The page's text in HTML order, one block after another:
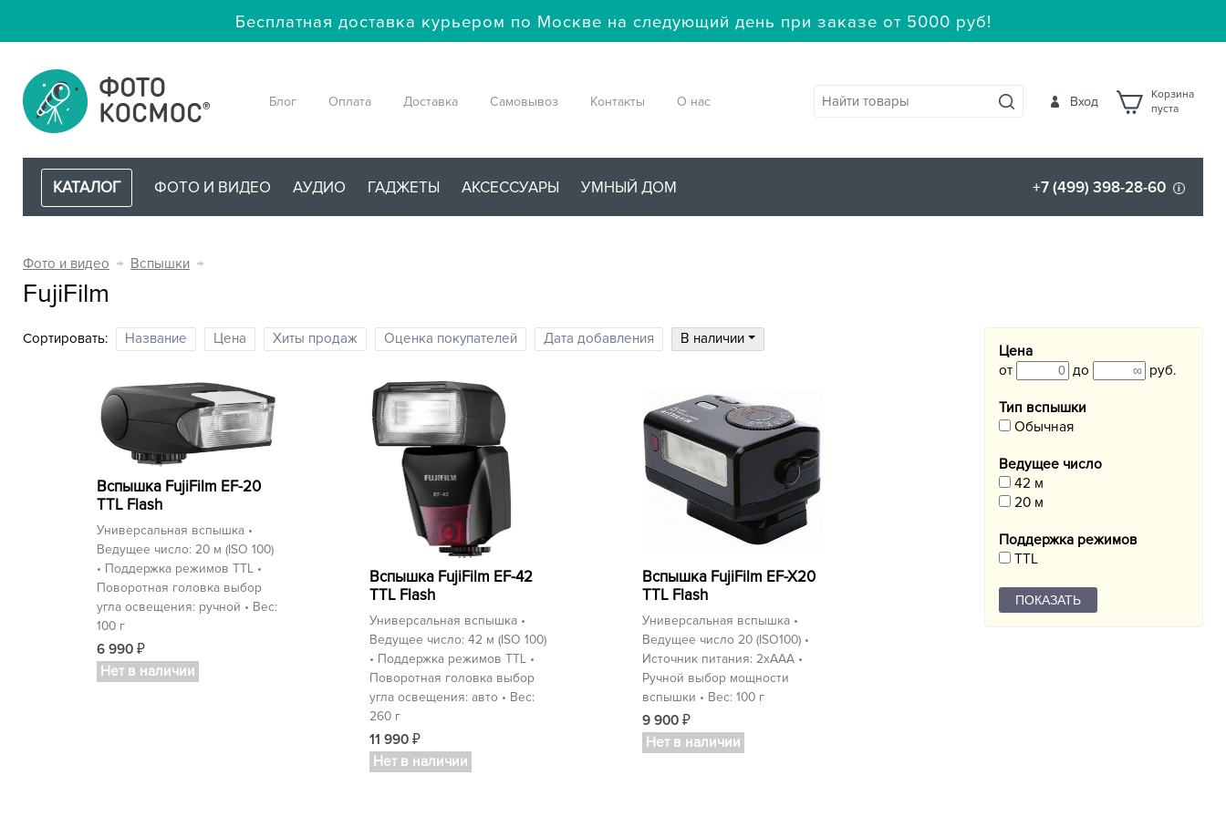
Бесплатная доставка курьером по Москве на следующий день при заказе от 5000 руб!
Блог Оплата Доставка Самовывоз Контакты О нас
Корзина
пуста
Вход
КАТАЛОГ ФОТО И ВИДЕО АУДИО ГАДЖЕТЫ АКСЕССУАРЫ УМНЫЙ ДОМ +7 (499) 398-28-60
Фото и видео → Вспышки →
FujiFilm
Цена
от
до руб.
Тип вспышки
Обычная
Ведущее число
42 м
20 м
Поддержка режимов
TTL
Сортировать: Название Цена Хиты продаж Оценка покупателей Дата добавления В наличии
Вспышка FujiFilm EF-20
TTL Flash
Универсальная вспышка •
Ведущее число: 20 м (ISO 100)
• Поддержка режимов TTL •
Поворотная головка выбор
угла освещения: ручной • Вес:
100 г
6 990 ₽
Нет в наличии
Вспышка FujiFilm EF-42
TTL Flash
Универсальная вспышка •
Ведущее число: 42 м (ISO 100)
• Поддержка режимов TTL •
Поворотная головка выбор
угла освещения: авто • Вес:
260 г
11 990 ₽
Нет в наличии
Вспышка FujiFilm EF-X20
TTL Flash
Универсальная вспышка •
Ведущее число 20 (ISO100) •
Источник питания: 2хАAA •
Ручной выбор мощности
вспышки • Вес: 100 г
9 900 ₽
Нет в наличии